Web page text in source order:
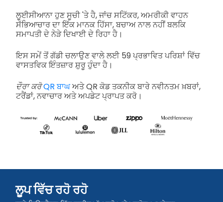
ਲੂਈਸੀਆਨਾ ਹੁਣ ਸੂਚੀ 'ਤੇ ਹੈ, ਜਾਂਚ ਸਟਿੱਕਰ, ਅਮਰੀਕੀ ਵਾਹਨ
ਸੱਭਿਆਚਾਰ ਦਾ ਇੱਕ ਮਾਨਕ ਹਿੱਸਾ, ਬਚਾਅ ਨਾਲ ਨਹੀਂ ਬਲਕਿ
ਸਮਾਪਤੀ ਦੇ ਨੇੜੇ ਦਿਖਾਈ ਦੇ ਰਿਹਾ ਹੈ।
ਇਸ ਸਮੇਂ ਤੋਂ ਗੱਡੀ ਚਲਾਉਣ ਵਾਲੇ ਲਈ 59 ਪ੍ਰਭਾਵਿਤ ਪਰਿਸ਼ਾਂ ਵਿੱਚ
ਵਾਸਤਵਿਕ ਇੰਤਜ਼ਾਰ ਸ਼ੁਰੂ ਹੁੰਦਾ ਹੈ।
ਦੌਰਾ ਕਰੋQR ਬਾਘਅਤੇ QR ਕੋਡ ਤਕਨੀਕ ਬਾਰੇ ਨਵੀਨਤਮ ਖ਼ਬਰਾਂ,
ਟਰੈਂਡਾਂ, ਨਵਾਚਾਰ ਅਤੇ ਅਪਡੇਟ ਪ੍ਰਾਪਤ ਕਰੋ।
ਲੂਪ ਵਿੱਚ ਰਹੋ ਰਹੋ